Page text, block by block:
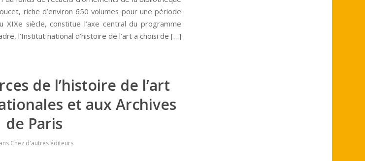
riche d’environ 650 volumes pour une période
XIXe siècle, constitue l’axe central du programme
l’Institut national d’histoire de l’art a choisi de […]
de l’histoire de l’art
et aux Archives
de Paris
Chez d'autres éditeurs